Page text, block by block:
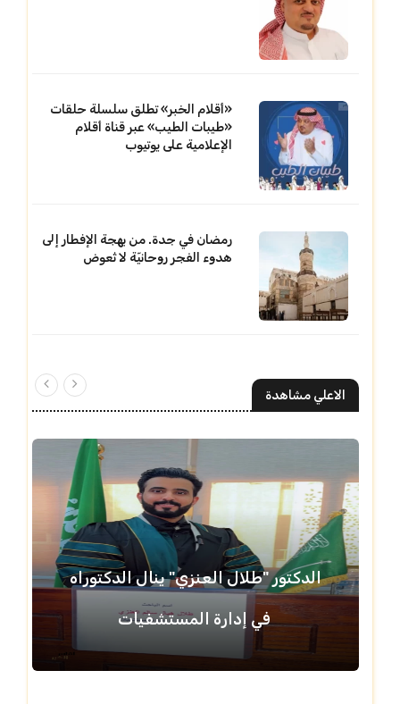
«أقلام الخبر» تطلق سلسلة حلقات
«طيبات الطيب» عبر قناة أقلام
الإعلامية على يوتيوب
رمضان في جدة. من بهجة الإفطار إلى
هدوء الفجر روحانيّة لا تُعوض
الاعلي مشاهدة
الدكتور "طلال العنزي" ينال الدكتوراه
في إدارة المستشفيات